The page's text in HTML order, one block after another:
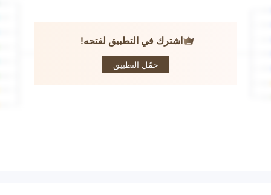
اشترك في التطبيق لفتحه!
حمّل التطبيق
AceFxPro